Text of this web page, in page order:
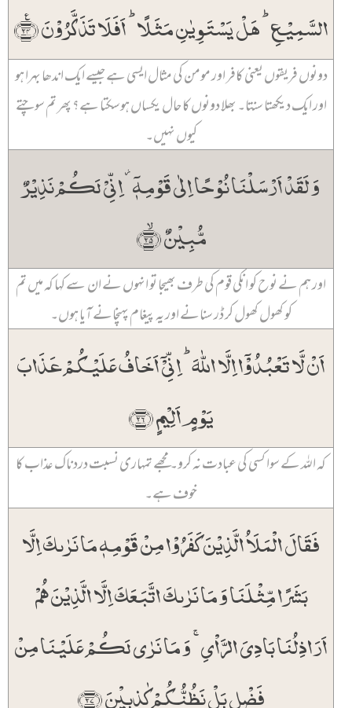
السَّمِیۡعِ ؕ ہَلۡ یَسۡتَوِیٰنِ مَثَلًا ؕ اَفَلَا تَذَکَّرُوۡنَ ﴿٪۲۴﴾
دونوں فریقوں یعنی کافر اور مومن کی مثال ایسی ہے جیسے ایک اندھا بہرا ہو
اور ایک دیکھتا سنتا۔ بھلا دونوں کا حال یکساں ہو سکتا ہے؟ پھر تم سوچتے
کیوں نہیں۔
وَ لَقَدۡ اَرۡسَلۡنَا نُوۡحًا اِلٰی قَوۡمِہٖۤ ۫ اِنِّیۡ لَکُمۡ نَذِیۡرٌ
مُّبِیۡنٌ ﴿ۙ۲۵﴾
اور ہم نے نوح کو انکی قوم کی طرف بھیجا تو انہوں نے ان سے کہا کہ میں تم
کو کھول کھول کر ڈر سنانے اور یہ پیغام پہنچانے آیا ہوں۔
اَنۡ لَّا تَعۡبُدُوۡۤا اِلَّا اللّٰہَ ؕ اِنِّیۡۤ اَخَافُ عَلَیۡکُمۡ عَذَابَ
یَوۡمٍ اَلِیۡمٍ ﴿۲۶﴾
کہ اللہ کے سوا کسی کی عبادت نہ کرو۔ مجھے تمہاری نسبت دردناک عذاب کا
خوف ہے۔
فَقَالَ الۡمَلَاُ الَّذِیۡنَ کَفَرُوۡا مِنۡ قَوۡمِہٖ مَا نَرٰىکَ اِلَّا
بَشَرًا مِّثۡلَنَا وَ مَا نَرٰىکَ اتَّبَعَکَ اِلَّا الَّذِیۡنَ ہُمۡ
اَرَاذِلُنَا بَادِیَ الرَّاۡیِ ۚ وَ مَا نَرٰی لَکُمۡ عَلَیۡنَا مِنۡ
فَضۡلٍۭ بَلۡ نَظُنُّکُمۡ کٰذِبِیۡنَ ﴿۲۷﴾